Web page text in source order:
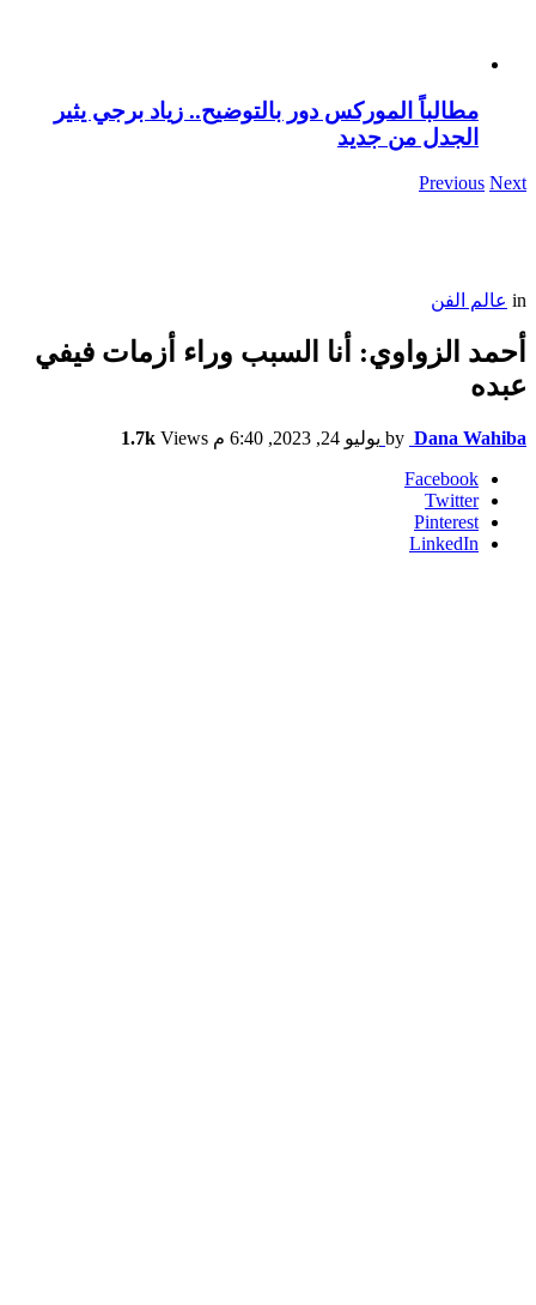
مطالباً الموركس دور بالتوضيح.. زياد برجي يثير
الجدل من جديد
Previous Next
in عالم الفن
أحمد الزواوي: أنا السبب وراء أزمات فيفي
عبده
by Dana Wahiba يوليو 24, 2023, 6:40 م 1.7k Views
Facebook
Twitter
Pinterest
LinkedIn